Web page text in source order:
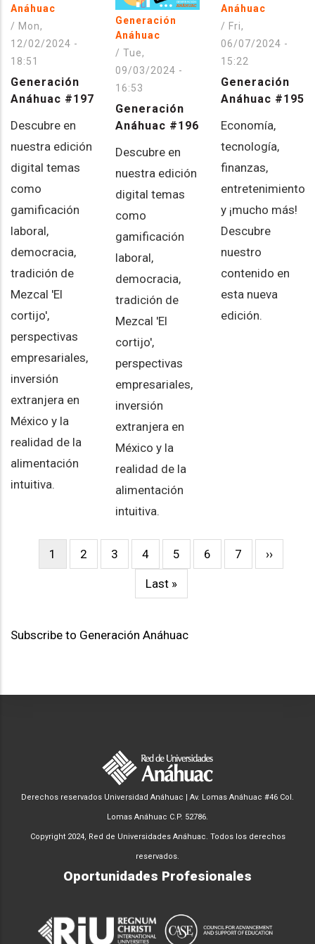
Anáhuac
/ Mon,
12/02/2024 -
18:51
Generación
Anáhuac #197
Descubre en
nuestra edición
digital temas
como
gamificación
laboral,
democracia,
tradición de
Mezcal 'El
cortijo',
perspectivas
empresariales,
inversión
extranjera en
México y la
realidad de la
alimentación
intuitiva.
Generación
Anáhuac
/Tue,
09/03/2024 -
16:53
Generación
Anáhuac #196
Descubre en
nuestra edición
digital temas
como
gamificación
laboral,
democracia,
tradición de
Mezcal 'El
cortijo',
perspectivas
empresariales,
inversión
extranjera en
México y la
realidad de la
alimentación
intuitiva.
Anáhuac
/ Fri,
06/07/2024 -
15:22
Generación
Anáhuac #195
Economía,
tecnología,
finanzas,
entretenimiento
y ¡mucho más!
Descubre
nuestro
contenido en
esta nueva
edición.
Pagination
Current
1 Page
2 Page
3 Page
4 Page
5 Page
6 Page
7
Next
››
Last
Last »
Subscribe to Generación Anáhuac
Derechos reservados Universidad Anáhuac | Av. Lomas Anáhuac #46 Col.
Lomas Anáhuac C.P. 52786.
Copyright 2024, Red de Universidades Anáhuac. Todos los derechos
reservados.
Oportunidades Profesionales